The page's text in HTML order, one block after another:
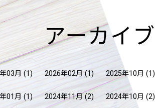
アーカイブ
03月 (1) 2026年02月 (1) 2025年10月 (1)
01月 (1) 2024年11月 (2) 2024年10月 (2)